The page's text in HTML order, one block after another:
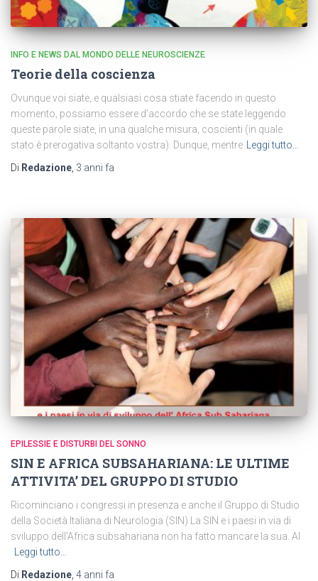
INFO E NEWS DAL MONDO DELLE NEUROSCIENZE
Teorie della coscienza
Ovunque voi siate, e qualsiasi cosa stiate facendo in questo
momento, possiamo essere d’accordo che se state leggendo
queste parole siate, in una qualche misura, coscienti (in quale
stato è prerogativa soltanto vostra). Dunque, mentre
Leggi tutto…
Di Redazione 3 anni fa
EPILESSIE E DISTURBI DEL SONNO
SIN E AFRICA SUBSAHARIANA: LE ULTIME
ATTIVITA’ DEL GRUPPO DI STUDIO
Ricominciano i congressi in presenza e anche il Gruppo di Studio
della Società Italiana di Neurologia (SIN) La SIN e i paesi in via di
sviluppo dell’Africa subsahariana non ha fatto mancare la sua. Al
Leggi tutto…
Di Redazione 4 anni fa